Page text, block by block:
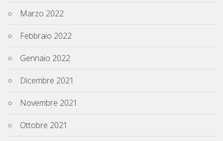
Marzo 2022
Febbraio 2022
Gennaio 2022
Dicembre 2021
Novembre 2021
Ottobre 2021